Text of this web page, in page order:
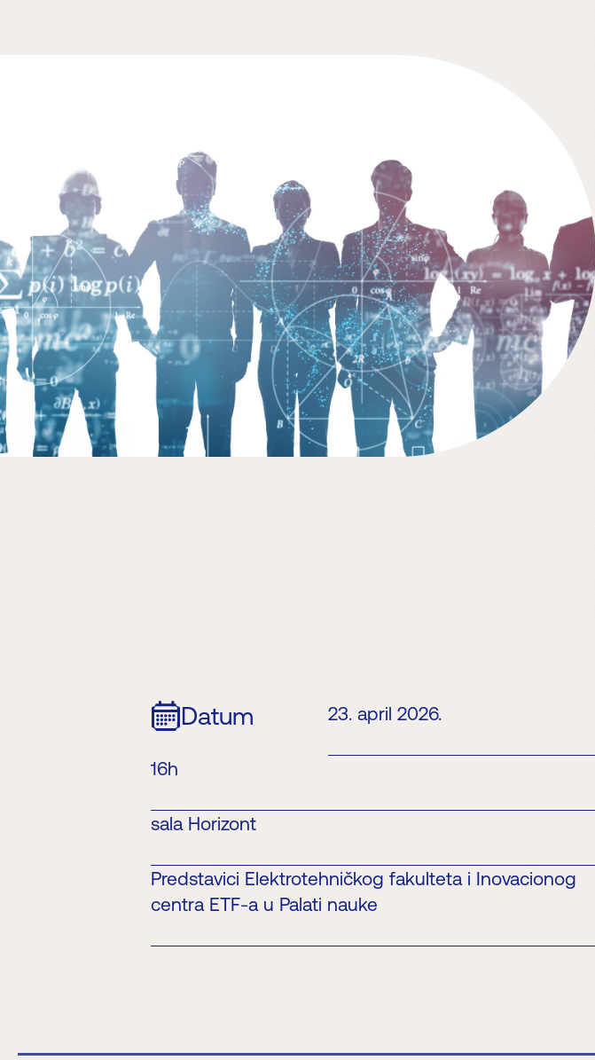
Datum 23. april 2026.
16h
sala Horizont
Predstavici Elektrotehničkog fakulteta i Inovacionog
centra ETF-a u Palati nauke